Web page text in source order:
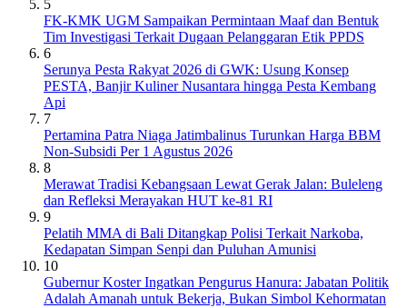
5
FK-KMK UGM Sampaikan Permintaan Maaf dan Bentuk
Tim Investigasi Terkait Dugaan Pelanggaran Etik PPDS
6
Serunya Pesta Rakyat 2026 di GWK: Usung Konsep
PESTA, Banjir Kuliner Nusantara hingga Pesta Kembang
Api
7
Pertamina Patra Niaga Jatimbalinus Turunkan Harga BBM
Non-Subsidi Per 1 Agustus 2026
8
Merawat Tradisi Kebangsaan Lewat Gerak Jalan: Buleleng
dan Refleksi Merayakan HUT ke-81 RI
9
Pelatih MMA di Bali Ditangkap Polisi Terkait Narkoba,
Kedapatan Simpan Senpi dan Puluhan Amunisi
10
Gubernur Koster Ingatkan Pengurus Hanura: Jabatan Politik
Adalah Amanah untuk Bekerja, Bukan Simbol Kehormatan